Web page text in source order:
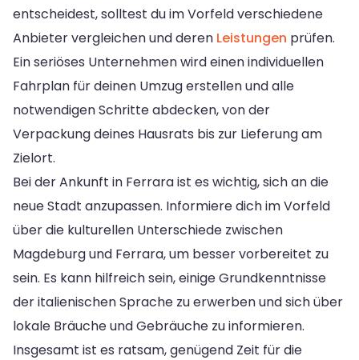
entscheidest, solltest du im Vorfeld verschiedene
Anbieter vergleichen und deren Leistungen prüfen.
Ein seriöses Unternehmen wird einen individuellen
Fahrplan für deinen Umzug erstellen und alle
notwendigen Schritte abdecken, von der
Verpackung deines Hausrats bis zur Lieferung am
Zielort.
Bei der Ankunft in Ferrara ist es wichtig, sich an die
neue Stadt anzupassen. Informiere dich im Vorfeld
über die kulturellen Unterschiede zwischen
Magdeburg und Ferrara, um besser vorbereitet zu
sein. Es kann hilfreich sein, einige Grundkenntnisse
der italienischen Sprache zu erwerben und sich über
lokale Bräuche und Gebräuche zu informieren.
Insgesamt ist es ratsam, genügend Zeit für die